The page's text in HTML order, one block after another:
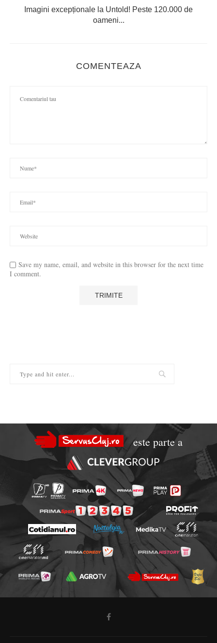
Imagini excepționale la Untold! Peste 120.000 de
oameni...
COMENTEAZA
Save my name, email, and website in this browser for the next time
I comment.
este parte a